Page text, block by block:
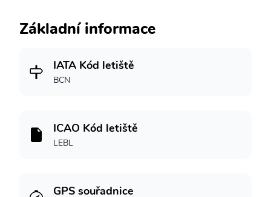
Základní informace
IATA Kód letiště
BCN
ICAO Kód letiště
LEBL
GPS souřadnice